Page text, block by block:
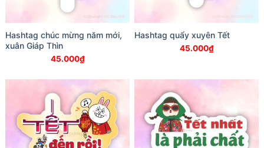
Hashtag chúc mừng năm mới,
xuân Giáp Thìn
45.000₫
Hashtag quẩy xuyên Tết
45.000₫